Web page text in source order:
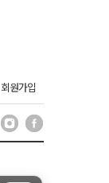
회원가입